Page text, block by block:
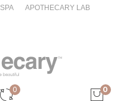
APOTHECARY LAB
0 0